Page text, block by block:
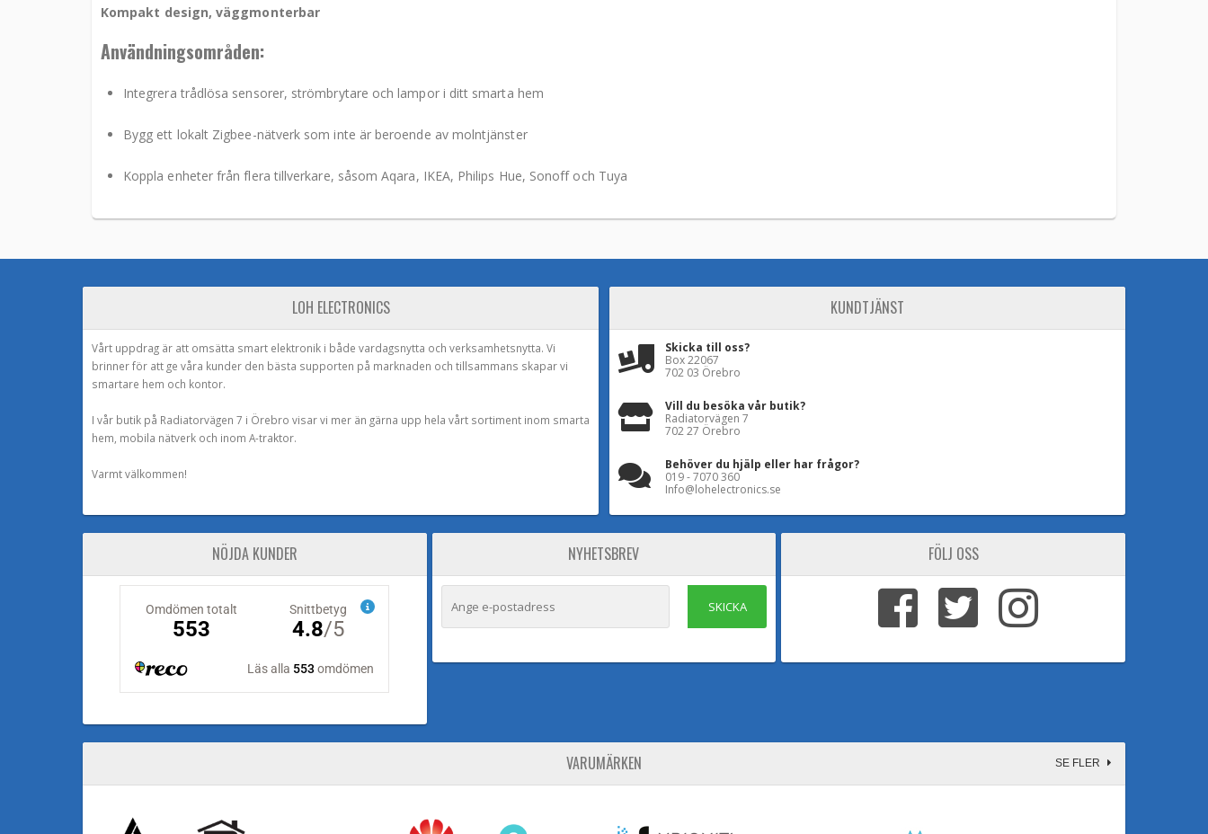
Kompakt design, väggmonterbar
Användningsområden:
Integrera trådlösa sensorer, strömbrytare och lampor i ditt smarta hem
Bygg ett lokalt Zigbee-nätverk som inte är beroende av molntjänster
Koppla enheter från flera tillverkare, såsom Aqara, IKEA, Philips Hue, Sonoff och Tuya
LOH ELECTRONICS
Vårt uppdrag är att omsätta smart elektronik i både vardagsnytta och verksamhetsnytta. Vi
brinner för att ge våra kunder den bästa supporten på marknaden och tillsammans skapar vi
smartare hem och kontor.
I vår butik på Radiatorvägen 7 i Örebro visar vi mer än gärna upp hela vårt sortiment inom smarta
hem, mobila nätverk och inom A-traktor.
Varmt välkommen!
KUNDTJÄNST
Skicka till oss?
Box 22067
702 03 Örebro
Vill du besöka vår butik?
Radiatorvägen 7
702 27 Örebro
Behöver du hjälp eller har frågor?
019 - 7070 360
Info@lohelectronics.se
NÖJDA KUNDER NYHETSBREV
SKICKA
FÖLJ OSS
VARUMÄRKEN SE FLER